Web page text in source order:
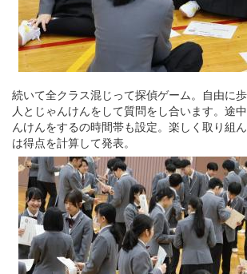
続いて全クラス混じって探偵ゲーム。自由に
人とじゃんけんをして質問をし合います。途
んけんをするの時間帯も設定。楽しく取り組
は得点を計算して発表。